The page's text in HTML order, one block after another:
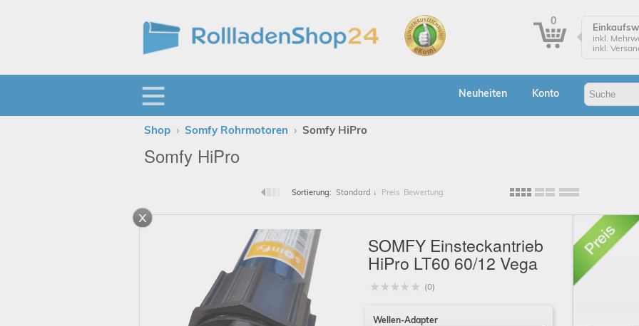
inkl.
inkl.
Zur Kasse
Klicken
0
Konto
Neuheiten
Shop › Somfy Rohrmotoren › Somfy HiPro
Somfy HiPro
Sortierung: Standard ↓ Preis Bewertung
SOMFY Einsteckantrieb
HiPro LT60 60/12 Vega
(0)
Wellen-Adapter
x